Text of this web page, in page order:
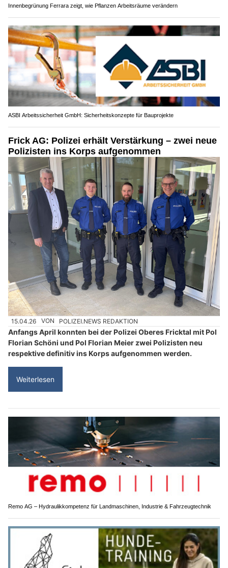
Innenbegrünung Ferrara zeigt, wie Pflanzen Arbeitsräume verändern
ASBI Arbeitssicherheit GmbH: Sicherheitskonzepte für Bauprojekte
Frick AG: Polizei erhält Verstärkung – zwei neue
Polizisten ins Korps aufgenommen
15.04.26 VON POLIZEI.NEWS REDAKTION
Anfangs April konnten bei der Polizei Oberes Fricktal mit Pol
Florian Schöni und Pol Florian Meier zwei Polizisten neu
respektive definitiv ins Korps aufgenommen werden.
Weiterlesen
Remo AG – Hydraulikkompetenz für Landmaschinen, Industrie & Fahrzeugtechnik